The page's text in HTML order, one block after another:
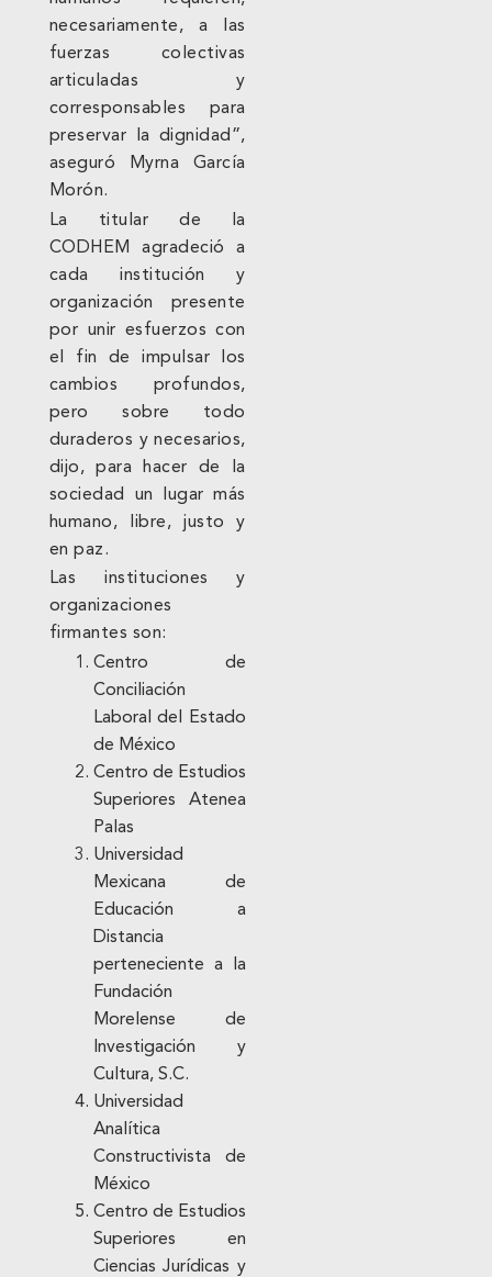
necesariamente, a las
fuerzas colectivas
articuladas y
corresponsables para
preservar la dignidad”,
aseguró Myrna García
Morón.
La titular de la
CODHEM agradeció a
cada institución y
organización presente
por unir esfuerzos con
el fin de impulsar los
cambios profundos,
pero sobre todo
duraderos y necesarios,
dijo, para hacer de la
sociedad un lugar más
humano, libre, justo y
en paz.
Las instituciones y
organizaciones
firmantes son:
Centro de
Conciliación
Laboral del Estado
de México
Centro de Estudios
Superiores Atenea
Palas
Universidad
Mexicana de
Educación a
Distancia
perteneciente a la
Fundación
Morelense de
Investigación y
Cultura, S.C.
Universidad
Analítica
Constructivista de
México
Centro de Estudios
Superiores en
Ciencias Jurídicas y